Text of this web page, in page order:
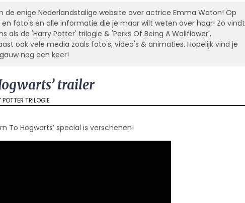
de enige Nederlandstalige website over actrice Emma Waton! Op
foto's en alle informatie die je maar wilt weten over haar! Zo vindt
als de 'Harry Potter' trilogie & 'Perks Of Being A Wallflower',
ook vele media zoals foto's, video's & animaties. Hopelijk vind je
nog een keer!
trailer
POTTER TRILOGIE
To Hogwarts’ special is verschenen!